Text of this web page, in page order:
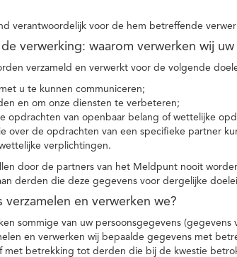
verantwoordelijk voor de hem betreffende
verwerking: waarom verwerken wij uw
verzameld en verwerkt voor de volgende
u te kunnen communiceren;
en om onze diensten te verbeteren;
opdrachten van openbaar belang of wettelijke
over de opdrachten van een specifieke partner
verplichtingen.
door de partners van het Meldpunt nooit
derden die deze gegevens voor dergelijke
verzamelen en verwerken we?
sommige van uw persoonsgegevens
en verwerken wij bepaalde gegevens met
met betrekking tot derden die bij de kwestie